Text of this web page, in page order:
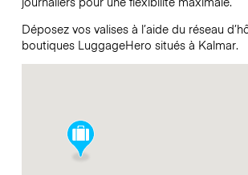
Déposez vos valises à l’aide du réseau
boutiques LuggageHero situés à Kalmar.